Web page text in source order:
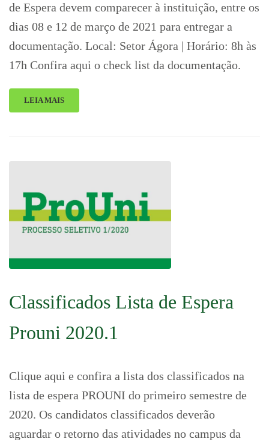
de Espera devem comparecer à instituição, entre os
dias 08 e 12 de março de 2021 para entregar a
documentação. Local: Setor Ágora | Horário: 8h às
17h Confira aqui o check list da documentação.
LEIA MAIS
Classificados Lista de Espera
Prouni 2020.1
Clique aqui e confira a lista dos classificados na
lista de espera PROUNI do primeiro semestre de
2020. Os candidatos classificados deverão
aguardar o retorno das atividades no campus da